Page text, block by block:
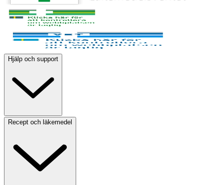
Hjälp och support
Recept och läkemedel